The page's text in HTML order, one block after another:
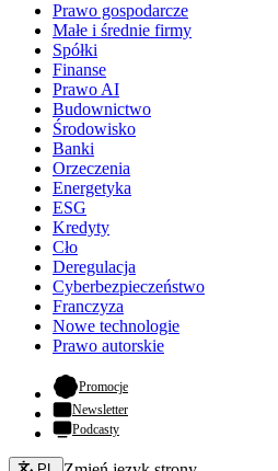
Prawo gospodarcze
Małe i średnie firmy
Spółki
Finanse
Prawo AI
Budownictwo
Środowisko
Banki
Orzeczenia
Energetyka
ESG
Kredyty
Cło
Deregulacja
Cyberbezpieczeństwo
Franczyza
Nowe technologie
Prawo autorskie
Promocje- otwiera się w nowej karcie
Newsletter
Podcasty
Zmień język - bieżący: